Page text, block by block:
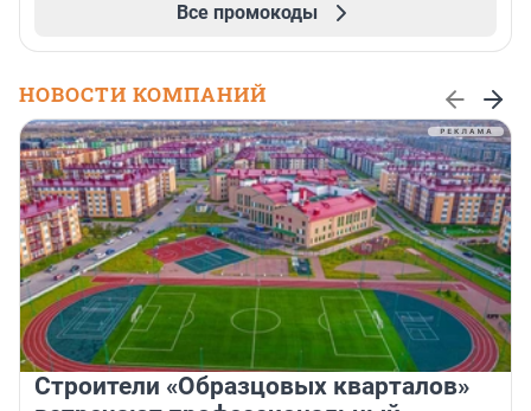
Все промокоды
НОВОСТИ КОМПАНИЙ
Строители «Образцовых кварталов»